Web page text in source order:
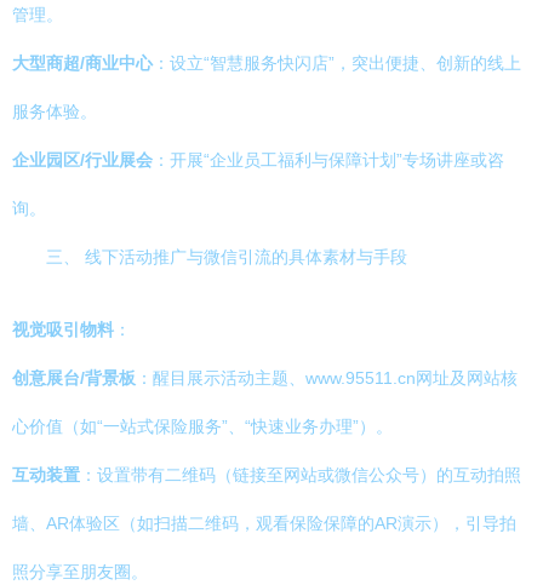
管理。
大型商超/商业中心：设立“智慧服务快闪店”，突出便捷、创新的线上
服务体验。
企业园区/行业展会 ：开展“企业员工福利与保障计划”专场讲座或咨
询。
三、 线下活动推广与微信引流的具体素材与手段
视觉吸引物料 ：
创意展台/背景板 ：醒目展示活动主题、www.95511.cn网址及网站核
心价值（如“一站式保险服务”、“快速业务办理”）。
互动装置 ：设置带有二维码（链接至网站或微信公众号）的互动拍照
墙、AR体验区（如扫描二维码，观看保险保障的AR演示），引导拍
照分享至朋友圈。